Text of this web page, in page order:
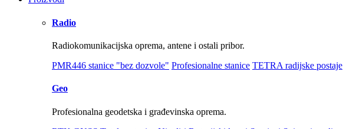
Radio
Radiokomunikacijska oprema, antene i ostali pribor.
PMR446 stanice "bez dozvole" Profesionalne stanice TETRA radijske postaje
Geo
Profesionalna geodetska i građevinska oprema.